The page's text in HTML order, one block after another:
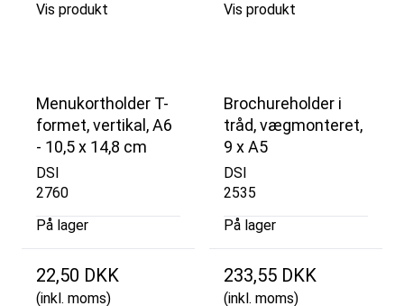
Vis produkt
Vis produkt
Menukortholder T-
formet, vertikal, A6
- 10,5 x 14,8 cm
DSI
2760
På lager
22,50 DKK
(inkl. moms)
Brochureholder i
tråd, vægmonteret,
9 x A5
DSI
2535
På lager
233,55 DKK
(inkl. moms)